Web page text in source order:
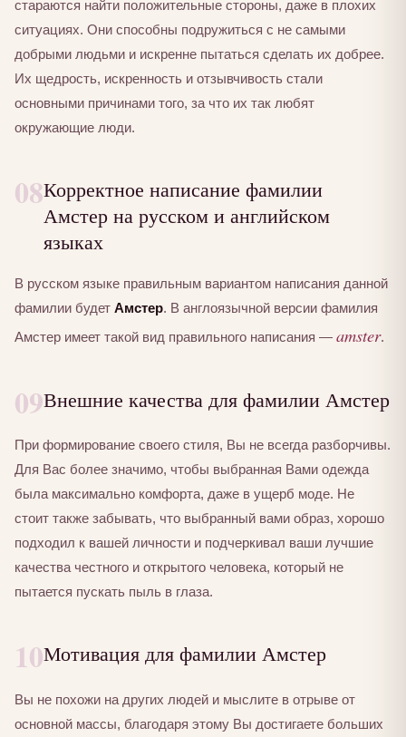
стараются найти положительные стороны, даже в плохих
ситуациях. Они способны подружиться с не самыми
добрыми людьми и искренне пытаться сделать их добрее.
Их щедрость, искренность и отзывчивость стали
основными причинами того, за что их так любят
окружающие люди.
08Корректное написание фамилии
Амстер на русском и английском
языках
В русском языке правильным вариантом написания данной
фамилии будет Амстер. В англоязычной версии фамилия
Амстер имеет такой вид правильного написания — amster.
09Внешние качества для фамилии Амстер
При формирование своего стиля, Вы не всегда разборчивы.
Для Вас более значимо, чтобы выбранная Вами одежда
была максимально комфорта, даже в ущерб моде. Не
стоит также забывать, что выбранный вами образ, хорошо
подходил к вашей личности и подчеркивал ваши лучшие
качества честного и открытого человека, который не
пытается пускать пыль в глаза.
10Мотивация для фамилии Амстер
Вы не похожи на других людей и мыслите в отрыве от
основной массы, благодаря этому Вы достигаете больших